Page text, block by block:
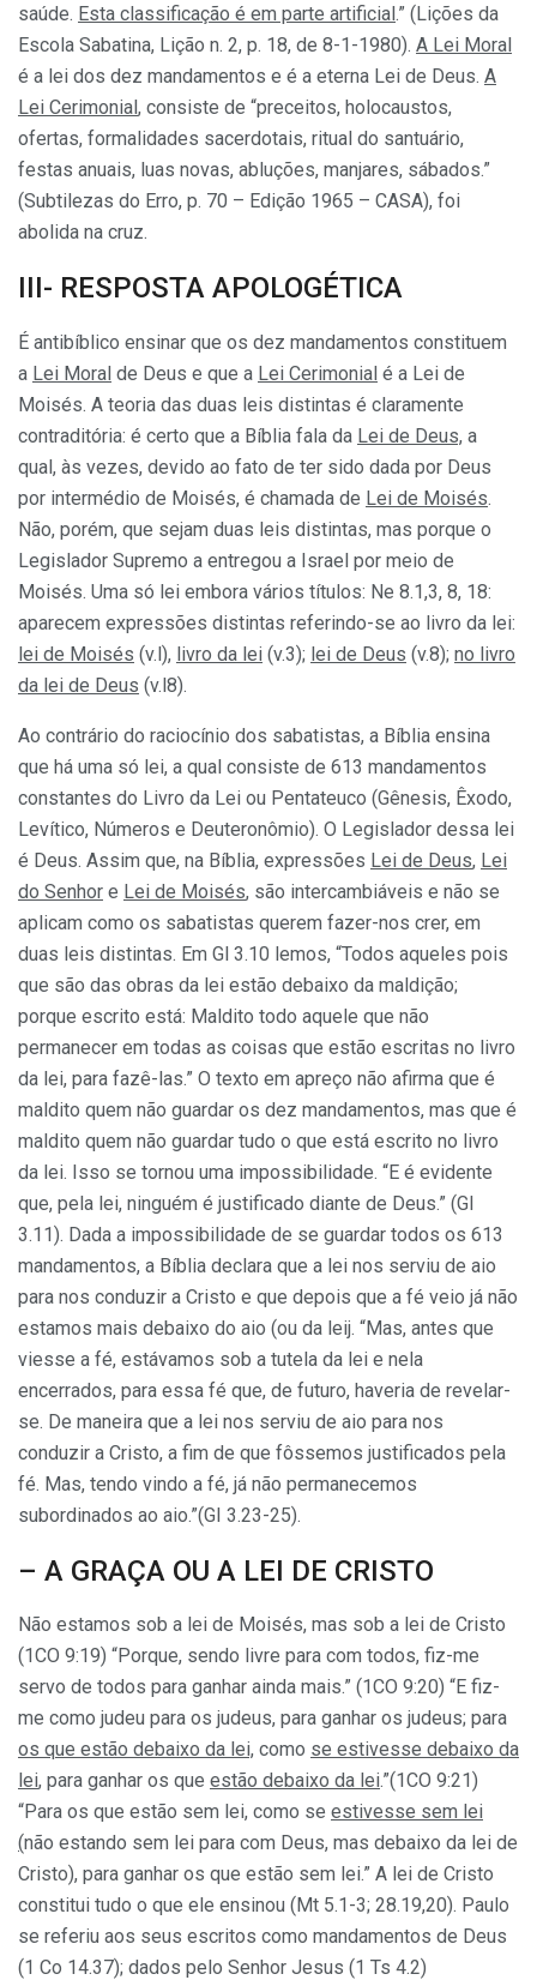
saúde. Esta classificação é em parte artificial.” (Lições da
Escola Sabatina, Lição n. 2, p. 18, de 8-1-1980). A Lei Moral
é a lei dos dez mandamentos e é a eterna Lei de Deus. A
Lei Cerimonial, consiste de “preceitos, holocaustos,
ofertas, formalidades sacerdotais, ritual do santuário,
festas anuais, luas novas, abluções, manjares, sábados.”
(Subtilezas do Erro, p. 70 – Edição 1965 – CASA), foi
abolida na cruz.
III- RESPOSTA APOLOGÉTICA
É antibíblico ensinar que os dez mandamentos constituem
a Lei Moral de Deus e que a Lei Cerimonial é a Lei de
Moisés. A teoria das duas leis distintas é claramente
contraditória: é certo que a Bíblia fala da Lei de Deus, a
qual, às vezes, devido ao fato de ter sido dada por Deus
por intermédio de Moisés, é chamada de Lei de Moisés.
Não, porém, que sejam duas leis distintas, mas porque o
Legislador Supremo a entregou a Israel por meio de
Moisés. Uma só lei embora vários títulos: Ne 8.1,3, 8, 18:
aparecem expressões distintas referindo-se ao livro da lei:
lei de Moisés (v.l), livro da lei (v.3); lei de Deus (v.8); no livro
da lei de Deus (v.l8).
Ao contrário do raciocínio dos sabatistas, a Bíblia ensina
que há uma só lei, a qual consiste de 613 mandamentos
constantes do Livro da Lei ou Pentateuco (Gênesis, Êxodo,
Levítico, Números e Deuteronômio). O Legislador dessa lei
é Deus. Assim que, na Bíblia, expressões Lei de Deus, Lei
do Senhor e Lei de Moisés, são intercambiáveis e não se
aplicam como os sabatistas querem fazer-nos crer, em
duas leis distintas. Em Gl 3.10 lemos, “Todos aqueles pois
que são das obras da lei estão debaixo da maldição;
porque escrito está: Maldito todo aquele que não
permanecer em todas as coisas que estão escritas no livro
da lei, para fazê-las.” O texto em apreço não afirma que é
maldito quem não guardar os dez mandamentos, mas que é
maldito quem não guardar tudo o que está escrito no livro
da lei. Isso se tornou uma impossibilidade. “E é evidente
que, pela lei, ninguém é justificado diante de Deus.” (Gl
3.11). Dada a impossibilidade de se guardar todos os 613
mandamentos, a Bíblia declara que a lei nos serviu de aio
para nos conduzir a Cristo e que depois que a fé veio já não
estamos mais debaixo do aio (ou da leij. “Mas, antes que
viesse a fé, estávamos sob a tutela da lei e nela
encerrados, para essa fé que, de futuro, haveria de revelar-
se. De maneira que a lei nos serviu de aio para nos
conduzir a Cristo, a fim de que fôssemos justificados pela
fé. Mas, tendo vindo a fé, já não permanecemos
subordinados ao aio.”(GI 3.23-25).
– A GRAÇA OU A LEI DE CRISTO
Não estamos sob a lei de Moisés, mas sob a lei de Cristo
(1CO 9:19) “Porque, sendo livre para com todos, fiz-me
servo de todos para ganhar ainda mais.” (1CO 9:20) “E fiz-
me como judeu para os judeus, para ganhar os judeus; para
os que estão debaixo da lei, como se estivesse debaixo da
lei, para ganhar os que estão debaixo da lei.”(1CO 9:21)
“Para os que estão sem lei, como se estivesse sem lei
(não estando sem lei para com Deus, mas debaixo da lei de
Cristo), para ganhar os que estão sem lei.” A lei de Cristo
constitui tudo o que ele ensinou (Mt 5.1-3; 28.19,20). Paulo
se referiu aos seus escritos como mandamentos de Deus
(1 Co 14.37); dados pelo Senhor Jesus (1 Ts 4.2)